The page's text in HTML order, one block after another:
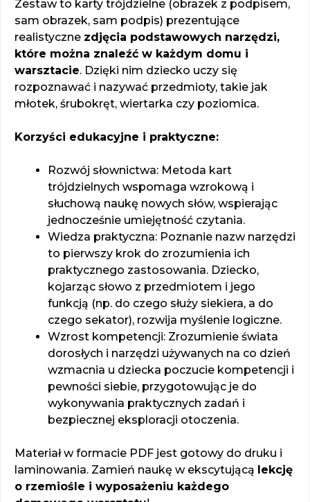
Zestaw to karty trójdzielne (obrazek z podpisem,
sam obrazek, sam podpis) prezentujące
realistyczne zdjęcia podstawowych narzędzi,
które można znaleźć w każdym domu i
warsztacie. Dzięki nim dziecko uczy się
rozpoznawać i nazywać przedmioty, takie jak
młotek, śrubokręt, wiertarka czy poziomica.
Korzyści edukacyjne i praktyczne:
Rozwój słownictwa: Metoda kart
trójdzielnych wspomaga wzrokową i
słuchową naukę nowych słów, wspierając
jednocześnie umiejętność czytania.
Wiedza praktyczna: Poznanie nazw narzędzi
to pierwszy krok do zrozumienia ich
praktycznego zastosowania. Dziecko,
kojarząc słowo z przedmiotem i jego
funkcją (np. do czego służy siekiera, a do
czego sekator), rozwija myślenie logiczne.
Wzrost kompetencji: Zrozumienie świata
dorosłych i narzędzi używanych na co dzień
wzmacnia u dziecka poczucie kompetencji i
pewności siebie, przygotowując je do
wykonywania praktycznych zadań i
bezpiecznej eksploracji otoczenia.
Materiał w formacie PDF jest gotowy do druku i
laminowania. Zamień naukę w ekscytującą lekcję
o rzemiośle i wyposażeniu każdego